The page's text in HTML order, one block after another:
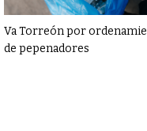
Va Torreón por
de pepenadores